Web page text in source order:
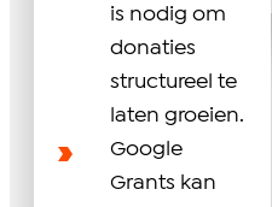
is nodig om
donaties
structureel te
laten groeien.
Google
Grants kan